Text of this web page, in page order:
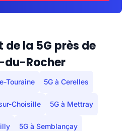
de la 5G près de
Rocher
Touraine 5G à Cerelles
Choisille 5G à Mettray
5G à Semblançay